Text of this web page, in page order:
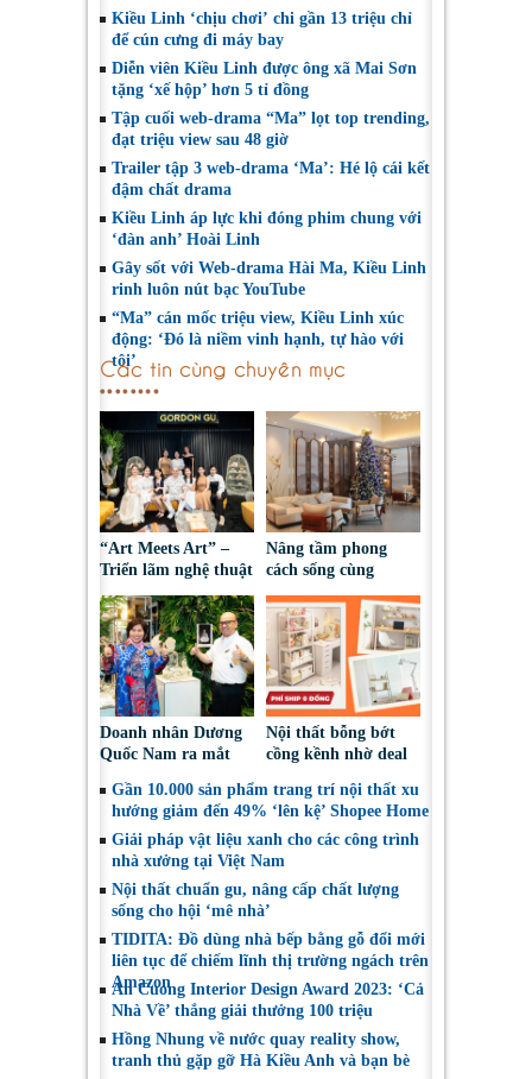
Kiều Linh ‘chịu chơi’ chi gần 13 triệu chỉ
để cún cưng đi máy bay
Diễn viên Kiều Linh được ông xã Mai Sơn
tặng ‘xế hộp’ hơn 5 tỉ đồng
Tập cuối web-drama “Ma” lọt top trending,
đạt triệu view sau 48 giờ
Trailer tập 3 web-drama ‘Ma’: Hé lộ cái kết
đậm chất drama
Kiều Linh áp lực khi đóng phim chung với
‘đàn anh’ Hoài Linh
Gây sốt với Web-drama Hài Ma, Kiều Linh
rinh luôn nút bạc YouTube
“Ma” cán mốc triệu view, Kiều Linh xúc
động: ‘Đó là niềm vinh hạnh, tự hào với
tôi’
Các tin cùng chuyên mục
“Art Meets Art” –
Triển lãm nghệ thuật
Hoàng Nam Group
quy tụ dàn sao Việt
Nâng tầm phong
cách sống cùng
Chi Minh City
Doanh nhân Dương
Quốc Nam ra mắt
GORDON tại thị
trường Việt Nam
Nội thất bỗng bớt
cồng kềnh nhờ deal
đồng từ siêu sale
Shopee 7.7
Gần 10.000 sản phẩm trang trí nội thất xu
hướng giảm đến 49% ‘lên kệ’ Shopee Home
Giải pháp vật liệu xanh cho các công trình
nhà xưởng tại Việt Nam
Nội thất chuẩn gu, nâng cấp chất lượng
sống cho hội ‘mê nhà’
TIDITA: Đồ dùng nhà bếp bằng gỗ đổi mới
liên tục để chiếm lĩnh thị trường ngách trên
Amazon
An Cuong Interior Design Award 2023: ‘Cả
Nhà Về’ thắng giải thưởng 100 triệu
Hồng Nhung về nước quay reality show,
tranh thủ gặp gỡ Hà Kiều Anh và bạn bè